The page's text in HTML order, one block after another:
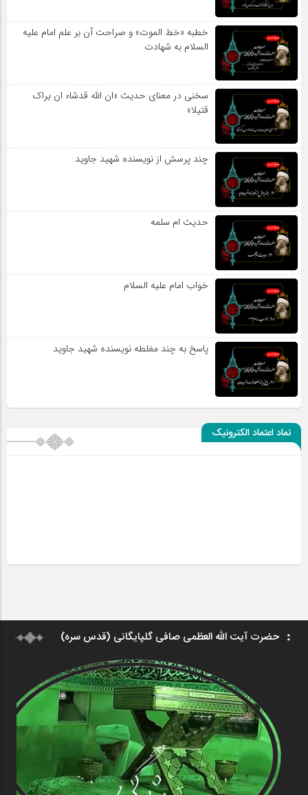
خطبه «خط الموت» و صراحت آن بر علم امام علیه
السلام به شهادت
سخنی در معنای حدیث «ان الله قدشاء ان یراک
قتیلا»
چند پرسش از نویسنده شهید جاوید
حدیث ام سلمه
خواب امام علیه السلام
پاسخ به چند مغلطه نویسنده شهید جاوید
نماد اعتماد الکترونیک
حضرت آیت الله العظمی صافی گلپایگانی (قدس سره)